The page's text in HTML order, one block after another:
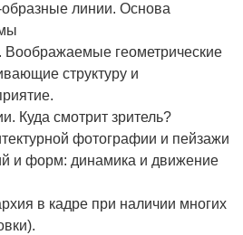
линии. Основа
геометрические
структуру и
Куда смотрит зритель?
фотографии и пейзажи
и форм: динамика и движение
в кадре при наличии многих